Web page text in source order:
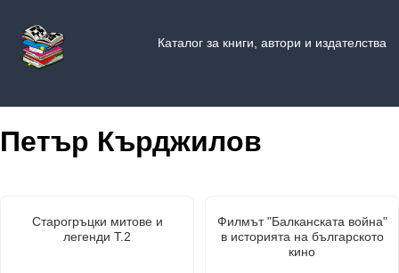
Каталог за книги, автори и издателства
Петър Кърджилов
Старогръцки митове и
легенди Т.2
Филмът "Балканската война"
в историята на българското
кино